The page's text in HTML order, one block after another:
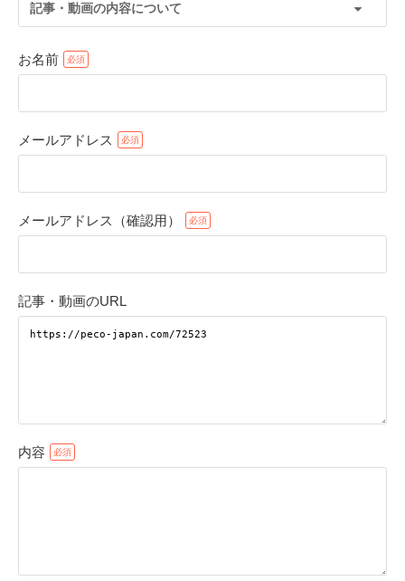
記事・動画の内容について
お名前
メールアドレス
メールアドレス（確認用）
記事・動画のURL
内容
アプリで開く